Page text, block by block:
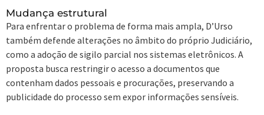
Mudança estrutural
Para enfrentar o problema de forma mais ampla, D’Urso
também defende alterações no âmbito do próprio Judiciário,
como a adoção de sigilo parcial nos sistemas eletrônicos. A
proposta busca restringir o acesso a documentos que
contenham dados pessoais e procurações, preservando a
publicidade do processo sem expor informações sensíveis.